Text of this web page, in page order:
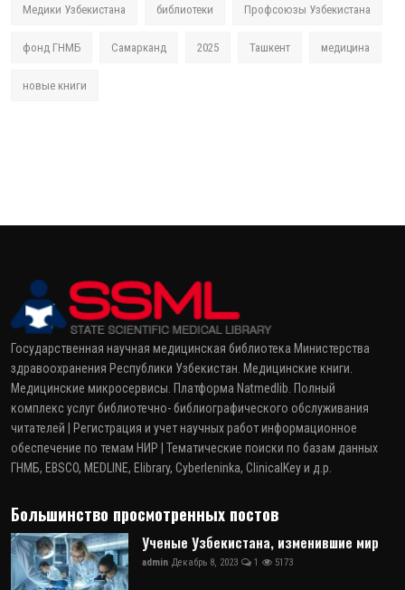
Медики Узбекистана библиотеки Профсоюзы Узбекистана
фонд ГНМБ Самарканд 2025 Ташкент медицина
новые книги
Государственная научная медицинская библиотека Министерства
здравоохранения Республики Узбекистан. Медицинские книги.
Медицинские микросервисы. Платформа Natmedlib. Полный
комплекс услуг библиотечно- библиографического обслуживания
читателей | Регистрация и учет научных работ информационное
обеспечение по темам НИР | Тематические поиски по базам данных
ГНМБ, EBSCO, MEDLINE, Elibrary, Cyberleninka, ClinicalKey и д.р.
Большинство просмотренных постов
Ученые Узбекистана, изменившие мир
admin Декабрь 8, 2023 1 5173